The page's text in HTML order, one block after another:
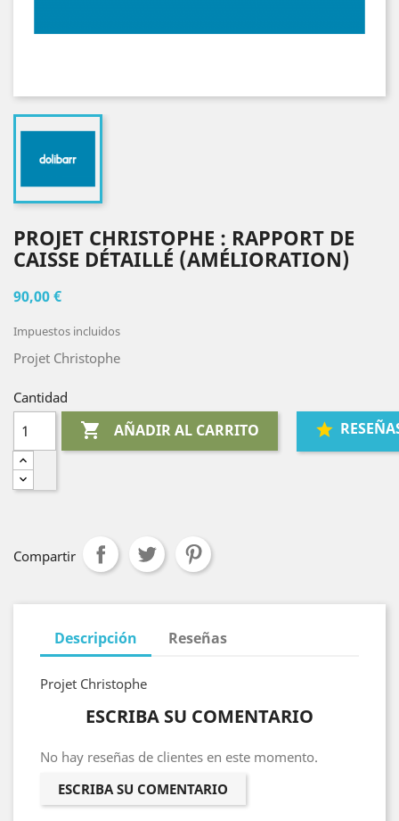
PROJET CHRISTOPHE : RAPPORT DE
CAISSE DÉTAILLÉ (AMÉLIORATION)
90,00 €
Impuestos incluidos
Projet Christophe
Cantidad
 AÑADIR AL CARRITO
Compartir
Descripción Reseñas
Projet Christophe
ESCRIBA SU COMENTARIO
No hay reseñas de clientes en este momento.
ESCRIBA SU COMENTARIO